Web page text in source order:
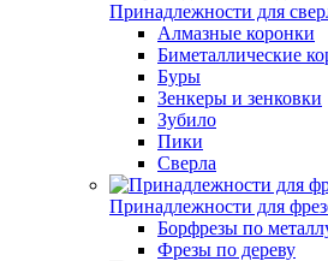
Принадлежности для
Алмазные коронки
Биметаллические
Буры
Зенкеры и зенковки
Зубило
Пики
Сверла
Принадлежности для
Борфрезы по
Фрезы по дереву